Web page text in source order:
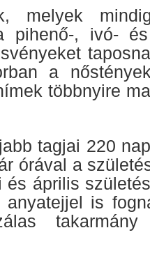
melyek
pihenő-, ivó-
a
többnyire
tagjai 220
órával a
és április
is